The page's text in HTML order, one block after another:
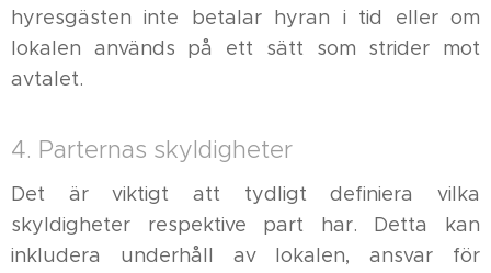
hyresgästen inte betalar hyran i tid eller om
lokalen används på ett sätt som strider mot
avtalet.
4. Parternas skyldigheter
Det är viktigt att tydligt definiera vilka
skyldigheter respektive part har. Detta kan
inkludera underhåll av lokalen, ansvar för